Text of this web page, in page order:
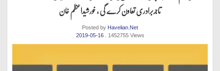
تاجربرادری تعاون کرے گی ، خورشیداعظم خان
Posted by Havelian.Net
2019-05-16
. 1452755 Views